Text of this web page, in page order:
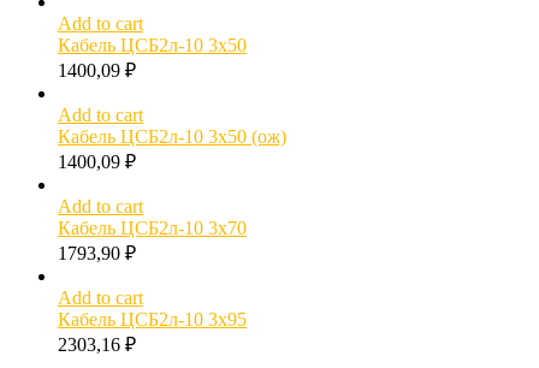
Add to cart
Кабель ЦСБ2л-10 3х50
1400,09 ₽
Add to cart
Кабель ЦСБ2л-10 3х50 (ож)
1400,09 ₽
Add to cart
Кабель ЦСБ2л-10 3х70
1793,90 ₽
Add to cart
Кабель ЦСБ2л-10 3х95
2303,16 ₽